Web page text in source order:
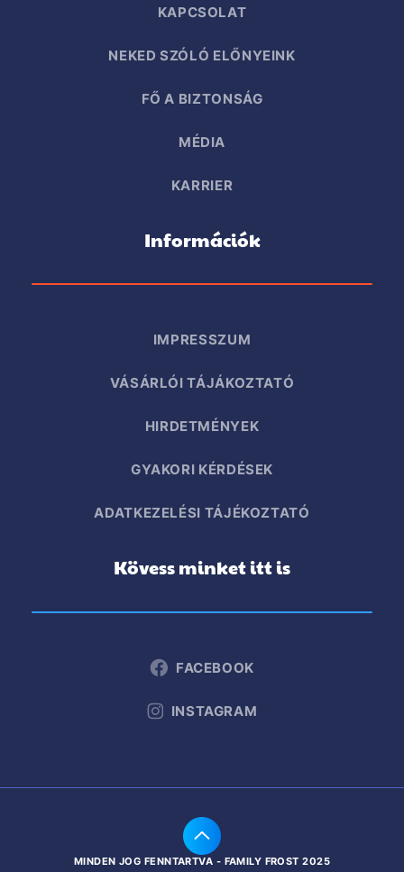
KAPCSOLAT
NEKED SZÓLÓ ELŐNYEINK
FŐ A BIZTONSÁG
MÉDIA
KARRIER
Információk
IMPRESSZUM
VÁSÁRLÓI TÁJÁKOZTATÓ
HIRDETMÉNYEK
GYAKORI KÉRDÉSEK
ADATKEZELÉSI TÁJÉKOZTATÓ
Kövess minket itt is
FACEBOOK
INSTAGRAM
MINDEN JOG FENNTARTVA - FAMILY FROST 2025